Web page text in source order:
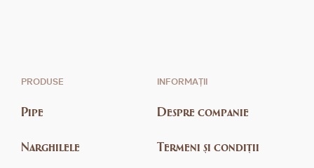
PRODUSE
Pipe
Narghilele
INFORMAȚII
Despre companie
Termeni și condiții